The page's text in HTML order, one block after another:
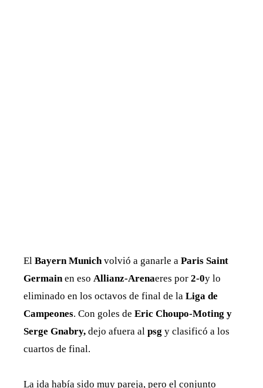
El Bayern Munich volvió a ganarle a Paris Saint
Germain en eso Allianz-Arenaeres por 2-0y lo
eliminado en los octavos de final de la Liga de
Campeones. Con goles de Eric Choupo-Moting y
Serge Gnabry, dejo afuera al psg y clasificó a los
cuartos de final.
La ida había sido muy pareja, pero el conjunto